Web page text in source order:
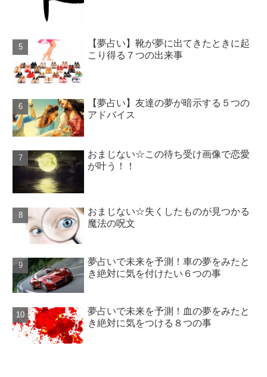
【夢占い】靴が夢に出てきたときに起
こり得る７つの出来事
【夢占い】友達の夢が暗示する５つの
アドバイス
おまじない☆この待ち受け画像で恋愛
が叶う！！
おまじない☆失くしたものが見つかる
魔法の呪文
夢占いで未来を予測！車の夢をみたと
き絶対に気を付けたい６つの事
夢占いで未来を予測！血の夢をみたと
き絶対に気をつける８つの事